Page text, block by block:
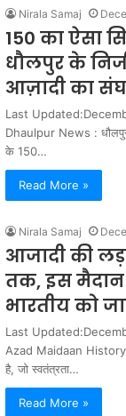
Nirala Samaj
150 का ऐसा
धौलपुर के
आज़ादी का
Last
Dhaulpur News :
के 150…
Read More »
Nirala Samaj
आजादी की
तक, इस मैदान
भारतीय को
Last
Azad Maidaan History
है, जो स्वतंत्रता…
Read More »